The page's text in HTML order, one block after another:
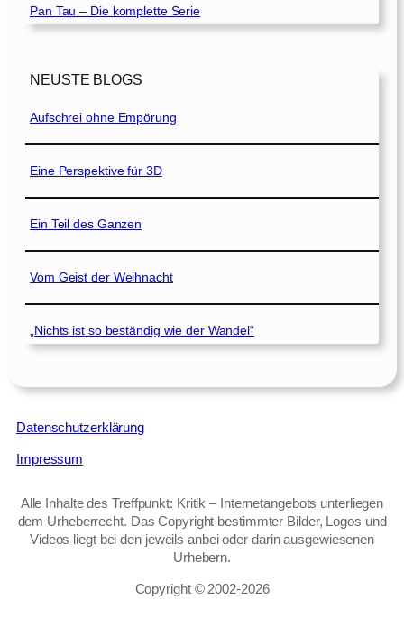
Pan Tau – Die komplette Serie
NEUSTE BLOGS
Aufschrei ohne Empörung
Eine Perspektive für 3D
Ein Teil des Ganzen
Vom Geist der Weihnacht
„Nichts ist so beständig wie der Wandel“
Datenschutzerklärung
Impressum
Alle Inhalte des Treffpunkt: Kritik – Internetangebots unterliegen
dem Urheberrecht. Das Copyright bestimmter Bilder, Logos und
Videos liegt bei den jeweils anbei oder darin ausgewiesenen
Urhebern.
Copyright © 2002‑2026